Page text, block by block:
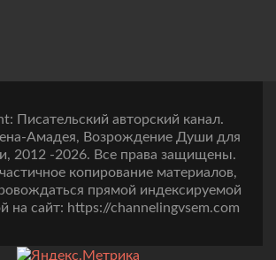
Писательский авторский канал.
Амадея, Возрождение Души для
2012 -2026. Все права защищены.
копирование материалов,
прямой индексируемой
на сайт: https://channelingvsem.com